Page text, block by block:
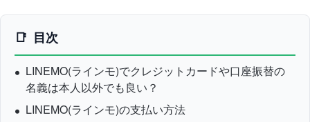
目次
LINEMO(ラインモ)でクレジットカードや口座振替の
名義は本人以外でも良い？
LINEMO(ラインモ)の支払い方法